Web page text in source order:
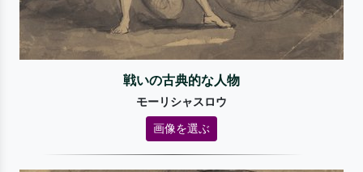
戦いの古典的な人物
モーリシャスロウ
画像を選ぶ